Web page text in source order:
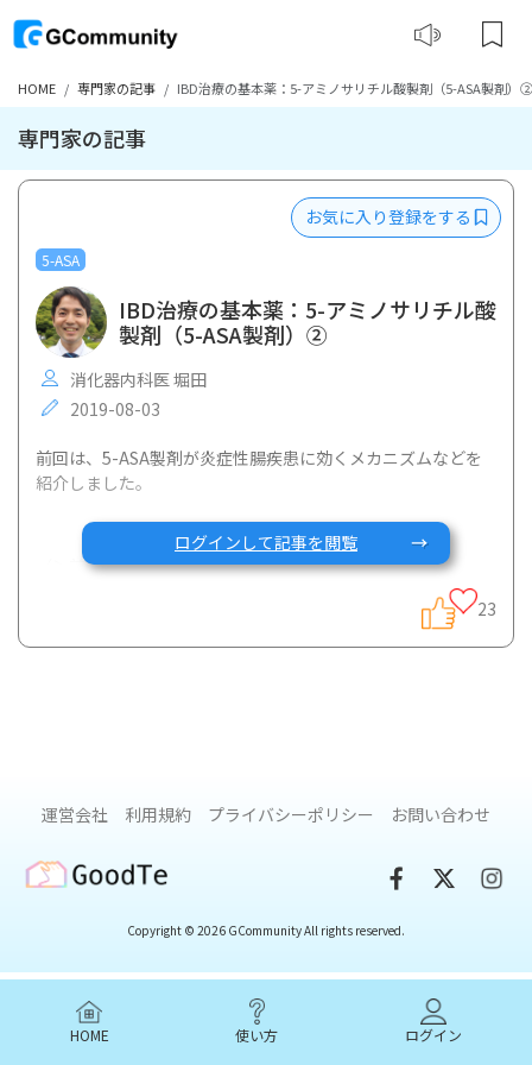
HOME 専門家の記事 IBD治療の基本薬：5-アミノサリチル酸製剤（5-ASA製剤）②
専門家の記事
5-ASA
お気に入り登録をする
IBD治療の基本薬：5-アミノサリチル酸
製剤（5-ASA製剤）②
消化器内科医 堀田
2019-08-03
前回は、5-ASA製剤が炎症性腸疾患に効くメカニズムなどを
紹介しました。
（＞前回の記事はこちら
）です。まだ前
回の記事をお読みでない方は、まずそちらから目を通してい
本記事では、この4種類の違いを中心に解説していきたいと思
います。
5-ASA製剤が効果を発揮するためには、薬が直接に腸の粘膜
ログインして記事を閲覧
23
HOME 使い方 ログイン
運営会社 利用規約 プライバシーポリシー お問い合わせ
GoodTe
Copyright © 2026 GCommunity All rights reserved.